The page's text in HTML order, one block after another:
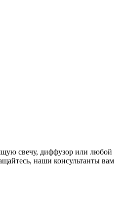
свечу, диффузор или любой
наши консультанты вам